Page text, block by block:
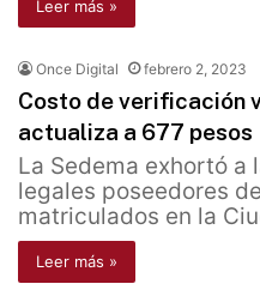
Leer más »
Once Digital febrero 2, 2023
Costo de verificación
actualiza a 677 pesos
La Sedema exhortó a
legales poseedores
matriculados en la
Leer más »